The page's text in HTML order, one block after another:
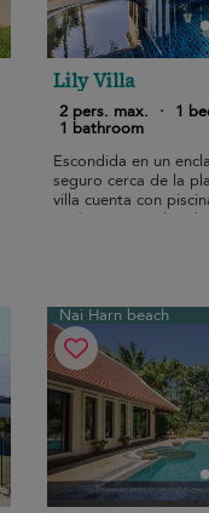
Lily Villa
2 pers. max. · 1
1 bathroom
Escondida en un
seguro cerca de la
villa cuenta con
exuberante jardín,
Nai Harn beach